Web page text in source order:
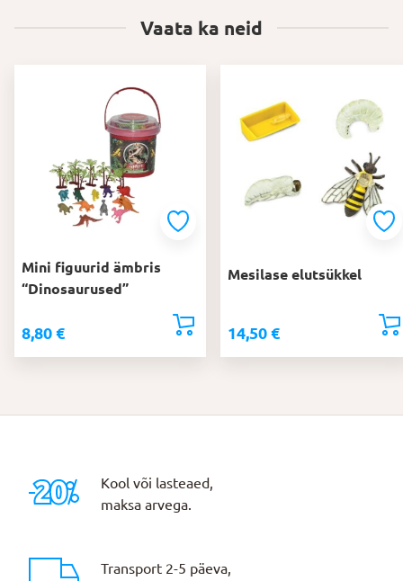
Vaata ka neid
Mini figuurid ämbris
“Dinosaurused”
8,80 €
Mesilase elutsükkel
14,50 €
Kool või lasteaed,
maksa arvega.
Transport 2-5 päeva,